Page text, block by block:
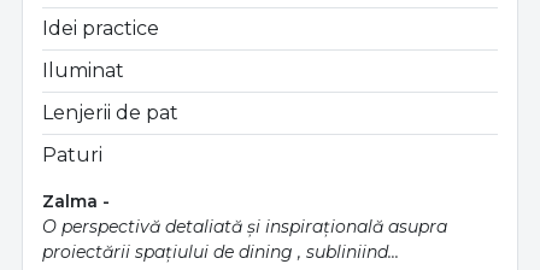
Idei practice
Iluminat
Lenjerii de pat
Paturi
Zalma
O perspectivă detaliată și inspirațională asupra
proiectării spațiului de dining , subliniind...